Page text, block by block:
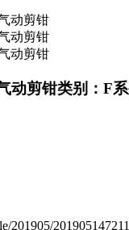
动剪钳类别：F
201905/